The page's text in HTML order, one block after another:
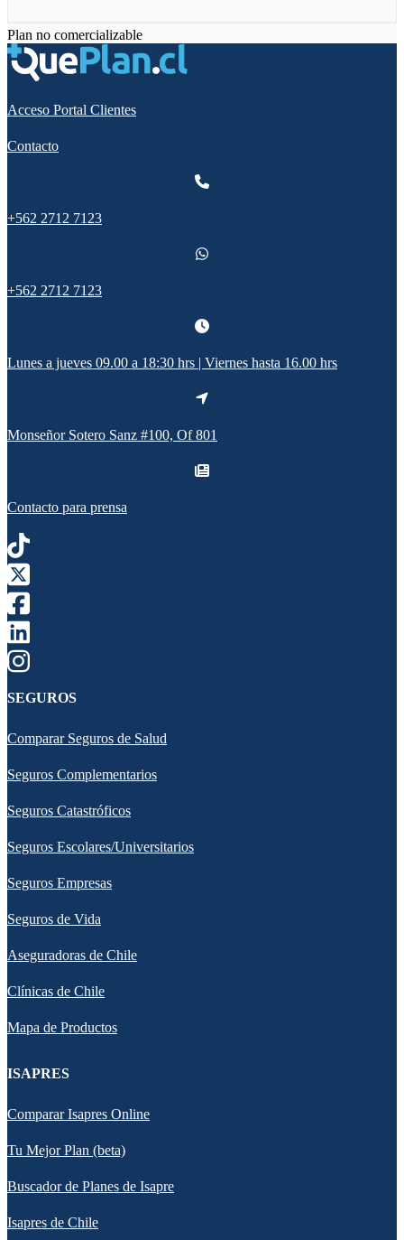
Plan no comercializable
Acceso Portal Clientes
Contacto
+562 2712 7123
+562 2712 7123
Lunes a jueves 09.00 a 18:30 hrs | Viernes hasta 16.00 hrs
Monseñor Sotero Sanz #100, Of 801
Contacto para prensa
SEGUROS
Comparar Seguros de Salud
Seguros Complementarios
Seguros Catastróficos
Seguros Escolares/Universitarios
Seguros Empresas
Seguros de Vida
Aseguradoras de Chile
Clínicas de Chile
Mapa de Productos
ISAPRES
Comparar Isapres Online
Tu Mejor Plan (beta)
Buscador de Planes de Isapre
Isapres de Chile